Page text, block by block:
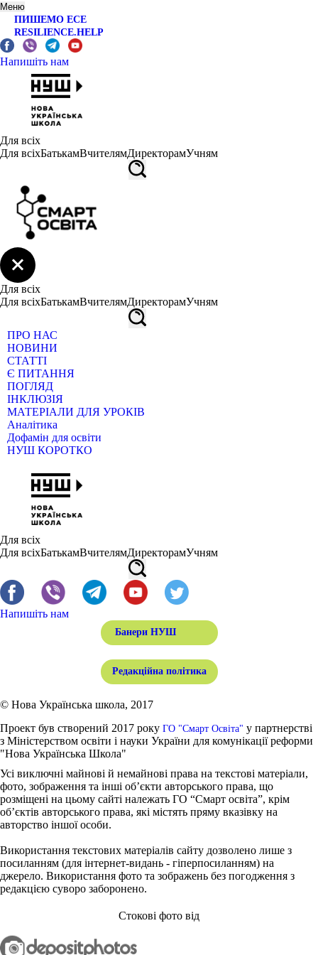
Меню
ПИШЕМО ЕСЕ
RESILIENCE.HELP
Напишіть нам
Для всіх
Для всіхБатькамВчителямДиректорамУчням
Для всіх
Для всіхБатькамВчителямДиректорамУчням
ПРО НАС
НОВИНИ
СТАТТІ
Є ПИТАННЯ
ПОГЛЯД
ІНКЛЮЗІЯ
МАТЕРІАЛИ ДЛЯ УРОКІВ
Аналітика
Дофамін для освіти
НУШ КОРОТКО
Для всіх
Для всіхБатькамВчителямДиректорамУчням
Напишіть нам
Банери НУШ
Редакційна політика
© Нова Українська школа, 2017
Проект був створений 2017 року ГО "Смарт Освіта" у партнерстві
з Міністерством освіти і науки України для комунікації реформи
"Нова Українська Школа"
Усі виключні майнові й немайнові права на текстові матеріали,
фото, зображення та інші об’єкти авторського права, що
розміщені на цьому сайті належать ГО “Смарт освіта”, крім
об’єктів авторського права, які містять пряму вказівку на
авторство іншої особи.
Використання текстових матеріалів сайту дозволено лише з
посиланням (для інтернет-видань - гіперпосиланням) на
джерело. Використання фото та зображень без погодження з
редакцією суворо заборонено.
Стокові фото від